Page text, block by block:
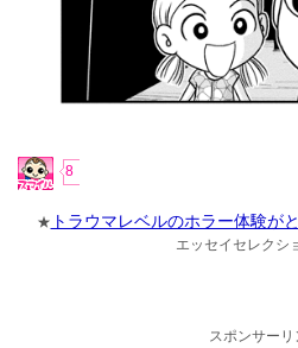
8
★ トラウマレベルのホラー体験が
エッセイセレクシ
スポンサーリ